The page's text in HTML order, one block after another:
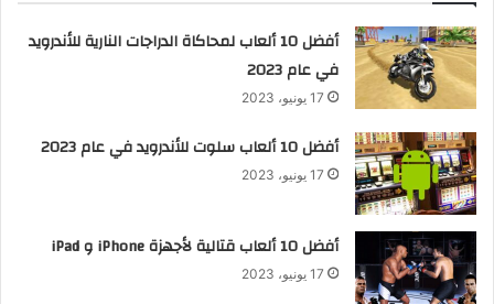
أفضل 10 ألعاب لمحاكاة الدراجات النارية للأندرويد
في عام 2023
17 يونيو، 2023
أفضل 10 ألعاب سلوت للأندرويد في عام 2023
17 يونيو، 2023
أفضل 10 ألعاب قتالية لأجهزة iPhone و iPad
17 يونيو، 2023